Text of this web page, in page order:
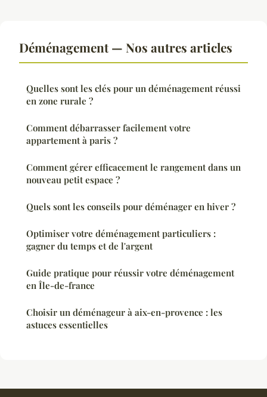
Déménagement — Nos autres articles
Quelles sont les clés pour un déménagement réussi
en zone rurale ?
Comment débarrasser facilement votre
appartement à paris ?
Comment gérer efficacement le rangement dans un
nouveau petit espace ?
Quels sont les conseils pour déménager en hiver ?
Optimiser votre déménagement particuliers :
gagner du temps et de l'argent
Guide pratique pour réussir votre déménagement
en Île-de-france
Choisir un déménageur à aix-en-provence : les
astuces essentielles